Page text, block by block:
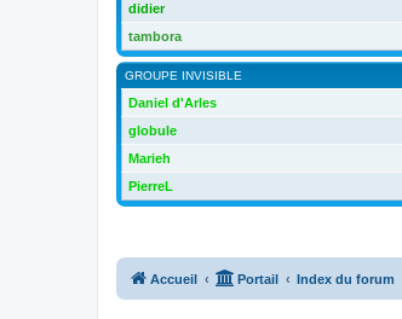
didier
tambora
GROUPE INVISIBLE
Daniel d'Arles
globule
Marieh
PierreL
Accueil Portail Index du forum